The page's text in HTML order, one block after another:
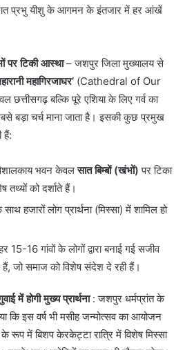
प्रभु यीशु के आगमन के इंतजार में हर आंखें
पर टिकी आस्था– जशपुर जिला मुख्यालय से
महागिरजाघर’ (Cathedral of Our
बल्कि पूरे एशिया के लिए गर्व का
बड़ा चर्च माना जाता है। इसकी कुछ प्रमुख
हैं:
भवन केवलसात बिम्बों (खंभों) पर टिका
तथ्यों को दर्शाते हैं।
हजारों लोग प्रार्थना (मिस्सा) में शामिल हो
15-16 गांवों के लोगों द्वारा बनाई गई सजीव
जो समाज को विशेष संदेश दे रही हैं।
में होगी मुख्य प्रार्थना: जशपुर धर्मप्रांत के
कि इस वर्ष भी मसीह जन्मोत्सव का आयोजन
के रूप में बिशप केरकेट्टा रात्रि में विशेष मिस्सा